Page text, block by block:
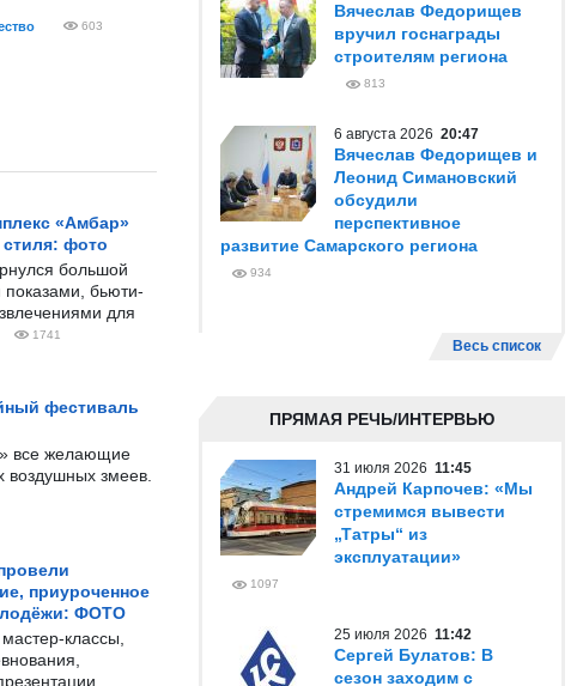
603
«Амбар»
фото
большой
бьюти-
для
1741
фестиваль
все желающие
воздушных змеев.
приуроченное
ФОТО
классы,
Вячеслав Федорищев
вручил госнаграды
строителям региона
813
6 августа 2026 20:47
Вячеслав Федорищев и
Леонид Симановский
обсудили
перспективное
развитие Самарского региона
934
Весь список
ПРЯМАЯ РЕЧЬ/ИНТЕРВЬЮ
31 июля 2026 11:45
Андрей Карпочев: «Мы
стремимся вывести
„Татры“ из
эксплуатации»
1097
25 июля 2026 11:42
Сергей Булатов: В
сезон заходим с